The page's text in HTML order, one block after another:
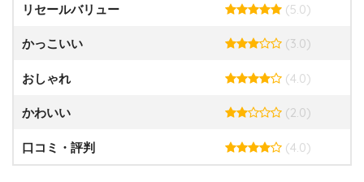
リセールバリュー (5.0)
かっこいい (3.0)
おしゃれ (4.0)
かわいい (2.0)
口コミ・評判 (4.0)